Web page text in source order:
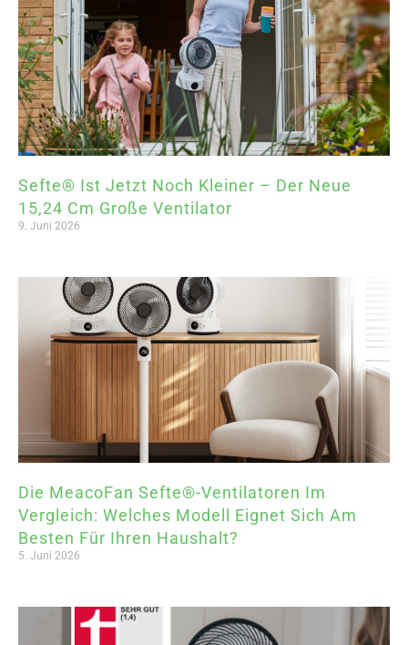
Sefte® Ist Jetzt Noch Kleiner – Der Neue
15,24 Cm Große Ventilator
9. Juni 2026
Die MeacoFan Sefte®-Ventilatoren Im
Vergleich: Welches Modell Eignet Sich Am
Besten Für Ihren Haushalt?
5. Juni 2026